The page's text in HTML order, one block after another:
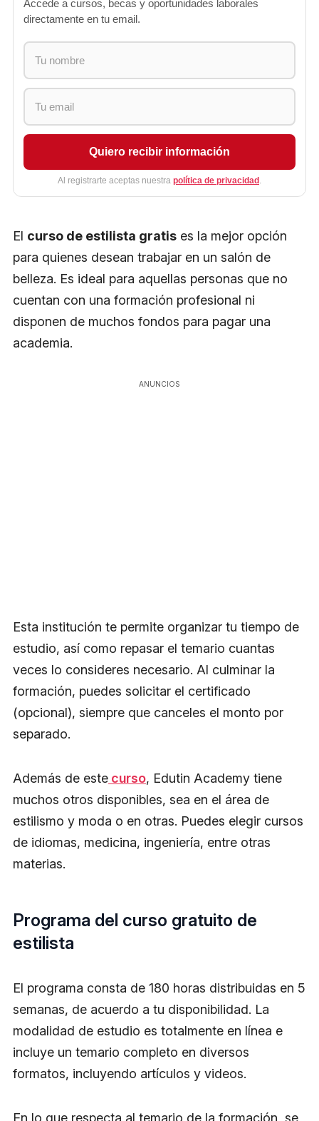
Accede a cursos, becas y oportunidades laborales
directamente en tu email.
Quiero recibir información
Al registrarte aceptas nuestra política de privacidad .
El curso de estilista gratis es la mejor opción
para quienes desean trabajar en un salón de
belleza. Es ideal para aquellas personas que no
cuentan con una formación profesional ni
disponen de muchos fondos para pagar una
academia.
ANUNCIOS
Esta institución te permite organizar tu tiempo de
estudio, así como repasar el temario cuantas
veces lo consideres necesario. Al culminar la
formación, puedes solicitar el certificado
(opcional), siempre que canceles el monto por
separado.
Además de este curso, Edutin Academy tiene
muchos otros disponibles, sea en el área de
estilismo y moda o en otras. Puedes elegir cursos
de idiomas, medicina, ingeniería, entre otras
materias.
Programa del curso gratuito de
estilista
El programa consta de 180 horas distribuidas en 5
semanas, de acuerdo a tu disponibilidad. La
modalidad de estudio es totalmente en línea e
incluye un temario completo en diversos
formatos, incluyendo artículos y videos.
En lo que respecta al temario de la formación, se